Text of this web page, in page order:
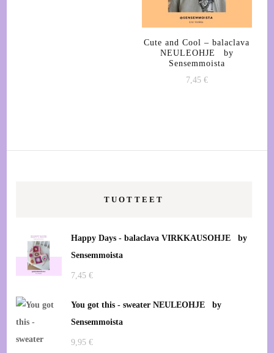
Cute and Cool – balaclava
NEULEOHJE by
Sensemmoista
7,45 €
TUOTTEET
Happy Days - balaclava VIRKKAUSOHJE by
Sensemmoista
7,45€
You got this - sweater NEULEOHJE by
Sensemmoista
9,95€